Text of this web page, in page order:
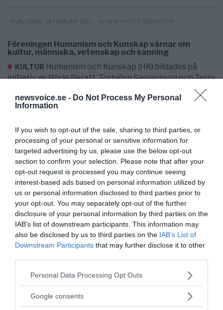
newsvoice.se - Do Not Process My Personal
Information
If you wish to opt-out of the sale, sharing to third parties, or
processing of your personal or sensitive information for
targeted advertising by us, please use the below opt-out
section to confirm your selection. Please note that after your
opt-out request is processed you may continue seeing
interest-based ads based on personal information utilized by
us or personal information disclosed to third parties prior to
your opt-out. You may separately opt-out of the further
disclosure of your personal information by third parties on the
IAB’s list of downstream participants. This information may
also be disclosed by us to third parties on the IAB’s List of
Downstream Participants that may further disclose it to other
Please note that this website/app uses one or more Google
not limited to your visit or usage behaviour. You may click to
Personal Data Processing Opt Outs
Google consents
PUBLICERAD 28 FEBRUARI 2021 - AV NEWSVOICE REDAKTION
Föreningen Humanism och Kunskap värnar om
kultur, människa, vetenskap och sanning
KULTUR Humanism och Kunskap (HK) bildades på
initiativ av Börje Peratt, Torbjörn Sassersson och Terry
Askersunds kommun utnyttjar funktionshindrade
medborgare som slavar
SVERIGE Askersunds kommun driver en secondhand-
affär som kallas Återbruket Bumerangen och som
drivs av funktionshindrade i kommunen. Kommunen
använder funktionshindrade som...
PUBLICERAD 18 MARS 2024 - AV CHRISTER NILSSON
Vi tänker inte acceptera WHO:s planerade
coronapandemins vedervärdigheter 2020-2022 på
både nationell och global nivå. Restriktioner och
inskränkningar. Många totalt omotiverade. Protester...